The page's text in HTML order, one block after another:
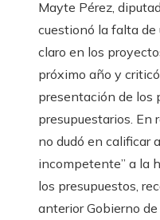
Mayte Pérez,
cuestionó la falta
claro en los
próximo año y
presentación de los
presupuestarios. En
no dudó en calificar
incompetente” a la
los presupuestos,
anterior Gobierno